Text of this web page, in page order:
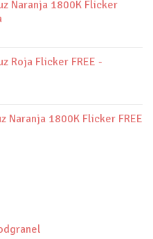
Naranja 1800K Flicker
Roja Flicker FREE -
Naranja 1800K Flicker FREE